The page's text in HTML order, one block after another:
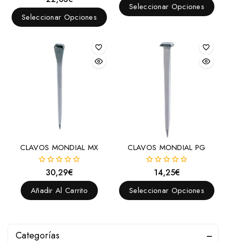
fuera
de
5
Seleccionar Opciones
de
5
Seleccionar Opciones
CLAVOS MONDIAL MX
fuera
de
30,29€
Añadir Al Carrito
CLAVOS MONDIAL PG
fuera
de
14,25€
Seleccionar Opciones
Categorías